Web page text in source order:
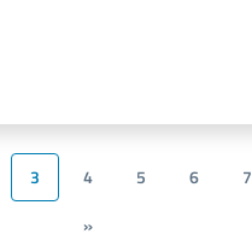
3 4 5 6 7
»